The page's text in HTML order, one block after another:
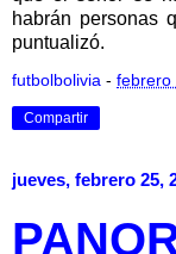
habrán personas
puntualizó.
futbolbolivia - febrero
Compartir
jueves, febrero 25,